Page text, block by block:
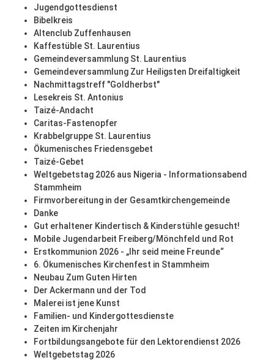
Jugendgottesdienst
Bibelkreis
Altenclub Zuffenhausen
Kaffestüble St. Laurentius
Gemeindeversammlung St. Laurentius
Gemeindeversammlung Zur Heiligsten Dreifaltigkeit
Nachmittagstreff "Goldherbst"
Lesekreis St. Antonius
Taizé-Andacht
Caritas-Fastenopfer
Krabbelgruppe St. Laurentius
Ökumenisches Friedensgebet
Taizé-Gebet
Weltgebetstag 2026 aus Nigeria - Informationsabend
Stammheim
Firmvorbereitung in der Gesamtkirchengemeinde
Danke
Gut erhaltener Kindertisch & Kinderstühle gesucht!
Mobile Jugendarbeit Freiberg/Mönchfeld und Rot
Erstkommunion 2026 - „Ihr seid meine Freunde“
6. Ökumenisches Kirchenfest in Stammheim
Neubau Zum Guten Hirten
Der Ackermann und der Tod
Malerei ist jene Kunst
Familien- und Kindergottesdienste
Zeiten im Kirchenjahr
Fortbildungsangebote für den Lektorendienst 2026
Weltgebetstag 2026